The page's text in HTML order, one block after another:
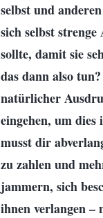
selbst und
sich selbst
sollte, damit sie
das dann also
natürlicher
eingehen, um
musst dir
zu zahlen und
jammern, sich
ihnen verlangen –